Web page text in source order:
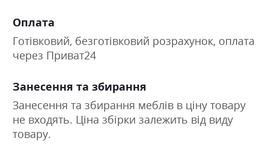
Оплата
Готівковий, безготівковий розрахунок, оплата
через Приват24
Занесення та збирання
Занесення та збирання меблів в ціну товару
не входять. Ціна збірки залежить від виду
товару.